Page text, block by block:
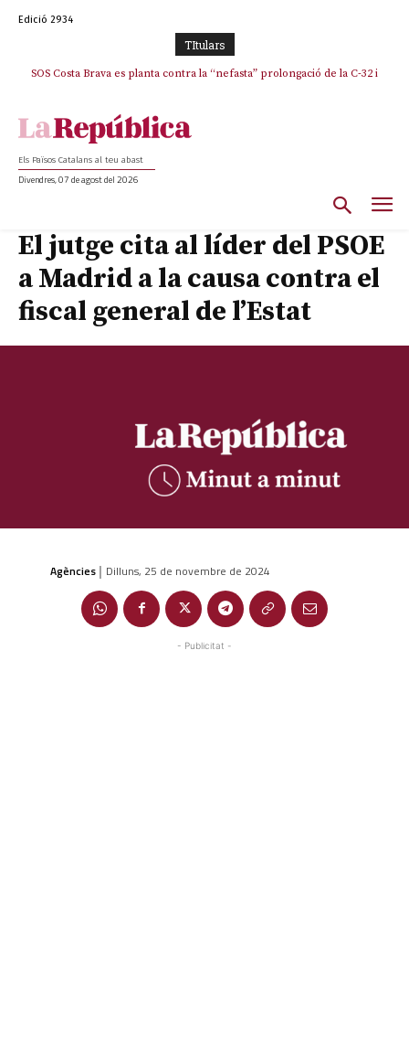
Edició 2934
TItulars
SOS Costa Brava es planta contra la “nefasta” prolongació de la C-32 i
Els Països Catalans al teu abast
Divendres, 07 de agost del 2026
El jutge cita al líder del PSOE
a Madrid a la causa contra el
fiscal general de l’Estat
Agències | Dilluns, 25 de novembre de 2024
- Publicitat -